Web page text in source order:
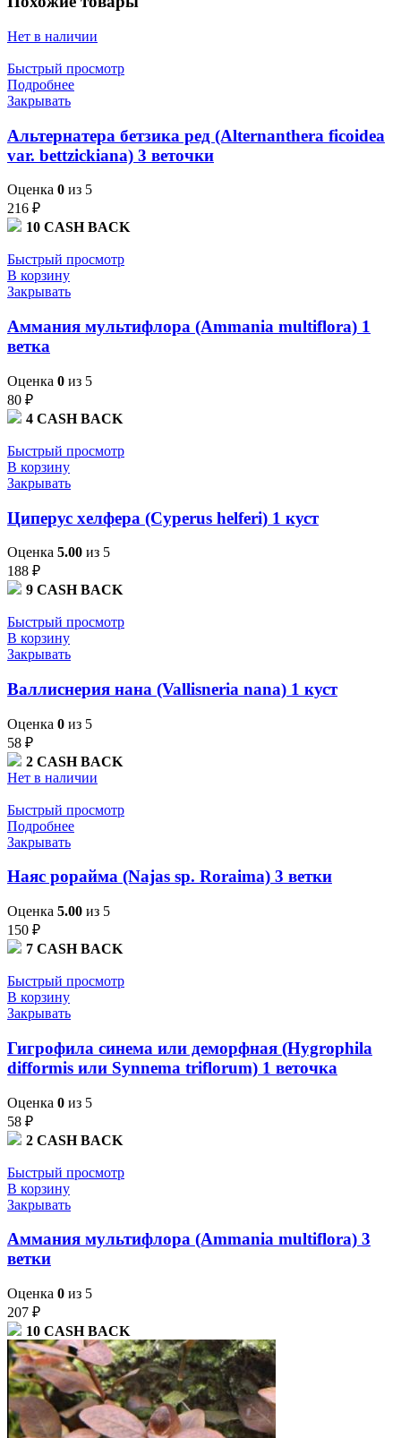
Нет в наличии
Быстрый просмотр
Подробнее
Закрывать
Альтернатера бетзика ред (Alternanthera ficoidea
var. bettzickiana) 3 веточки
Оценка 0 из 5
216 ₽
10 CASH BACK
Быстрый просмотр
В корзину
Закрывать
Аммания мультифлора (Ammania multiflora) 1
ветка
Оценка 0 из 5
80 ₽
4 CASH BACK
Быстрый просмотр
В корзину
Закрывать
Циперус хелфера (Cyperus helferi) 1 куст
Оценка 5.00 из 5
188 ₽
9 CASH BACK
Быстрый просмотр
В корзину
Закрывать
Валлиснерия нана (Vallisneria nana) 1 куст
Оценка 0 из 5
58 ₽
2 CASH BACK
Нет в наличии
Быстрый просмотр
Подробнее
Закрывать
Наяс рорайма (Najas sp. Roraima) 3 ветки
Оценка 5.00 из 5
150 ₽
7 CASH BACK
Быстрый просмотр
В корзину
Закрывать
Гигрофила синема или деморфная (Hygrophila
difformis или Synnema triflorum) 1 веточка
Оценка 0 из 5
58 ₽
2 CASH BACK
Быстрый просмотр
В корзину
Закрывать
Аммания мультифлора (Ammania multiflora) 3
ветки
Оценка 0 из 5
207 ₽
10 CASH BACK